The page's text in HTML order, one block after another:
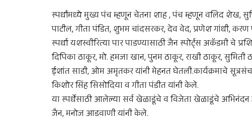
स्पर्धांमध्ये मुख्य पंच म्हणून चेतना शाह , पंच म्हणून वलिद
पाटील, गीता पंडित, शुभम चांदसरकर, देव वेद, प्रणेश गांधी,
स्पर्धा यशस्वीरित्या पार पाडण्यासाठी जैन स्पोर्ट्स अकॅडमी चे
दिपिका ठाकूर, मो. हमजा खान, पुनम ठाकूर, राखी ठाकूर,
ईशांत साडी, ओम अमृतकर यांनी मेहनत घेतली.कार्यक्रमाचे
किशोर सिंह सिसोदिया व गीता पंडीत यांनी केले.
या स्पर्धेसाठी आलेल्या सर्व खेळाडूंचे व विजेता खेळाडूंचे
जैन, मनोज आडवाणी यांनी केले.